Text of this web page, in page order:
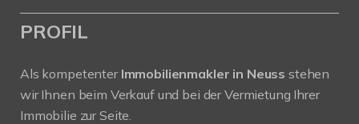
PROFIL
Als kompetenter Immobilienmakler in Neuss stehen
wir Ihnen beim Verkauf und bei der Vermietung Ihrer
Immobilie zur Seite.